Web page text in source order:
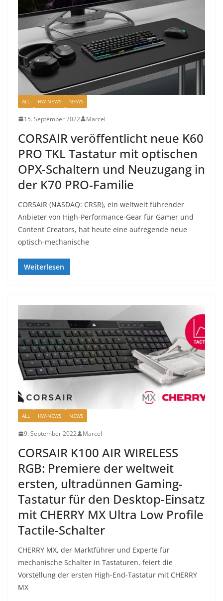
ALL HW-NEWS NEWS
15. September 2022 Marcel
CORSAIR veröffentlicht neue K60
PRO TKL Tastatur mit optischen
OPX-Schaltern und Neuzugang in
der K70 PRO-Familie
CORSAIR (NASDAQ: CRSR), ein weltweit führender
Anbieter von High-Performance-Gear für Gamer und
Content Creators, hat heute eine aufregende neue
optisch-mechanische
Weiterlesen
ALL HW-NEWS NEWS
9. September 2022 Marcel
CORSAIR K100 AIR WIRELESS
RGB: Premiere der weltweit
ersten, ultradünnen Gaming-
Tastatur für den Desktop-Einsatz
mit CHERRY MX Ultra Low Profile
Tactile-Schalter
CHERRY MX, der Marktführer und Experte für
mechanische Schalter in Tastaturen, feiert die
Vorstellung der ersten High-End-Tastatur mit CHERRY
MX